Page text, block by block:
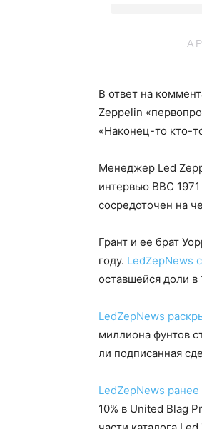
A
В ответ на
Zeppelin
«Наконец-то кто-
Менеджер Led
интервью BBC
сосредоточен на
Грант и ее брат
году. LedZepNews
оставшейся доли в
LedZepNews
миллиона фунтов
ли подписанная
LedZepNews
10% в United Blag